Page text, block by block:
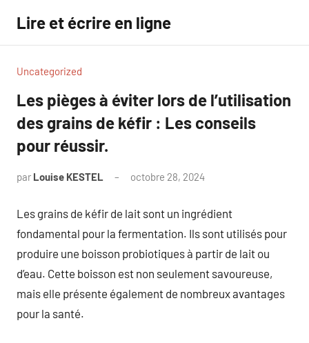
contenu
Lire et écrire en ligne
Uncategorized
Les pièges à éviter lors de l’utilisation
des grains de kéfir : Les conseils
pour réussir.
par Louise KESTEL octobre 28, 2024
Les grains de kéfir de lait sont un ingrédient
fondamental pour la fermentation. Ils sont utilisés pour
produire une boisson probiotiques à partir de lait ou
d’eau. Cette boisson est non seulement savoureuse,
mais elle présente également de nombreux avantages
pour la santé.